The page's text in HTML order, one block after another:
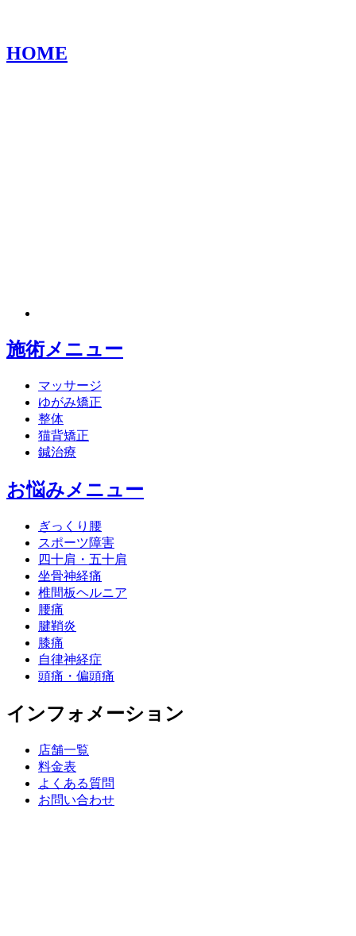
HOME
施術メニュー
マッサージ
ゆがみ矯正
整体
猫背矯正
鍼治療
お悩みメニュー
ぎっくり腰
スポーツ障害
四十肩・五十肩
坐骨神経痛
椎間板ヘルニア
腰痛
腱鞘炎
膝痛
自律神経症
頭痛・偏頭痛
インフォメーション
店舗一覧
料金表
よくある質問
お問い合わせ